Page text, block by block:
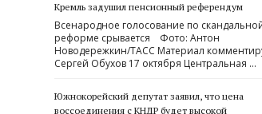
Кремль задушил пенсионный референдум
Всенародное голосование по
реформе срывается Фото: Антон
Новодережкин/ТАСС Материал
Сергей Обухов 17 октября Центральная …
Южнокорейский депутат заявил, что цена
воссоединения с КНДР будет высокой